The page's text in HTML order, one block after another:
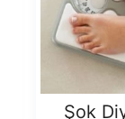
Şok